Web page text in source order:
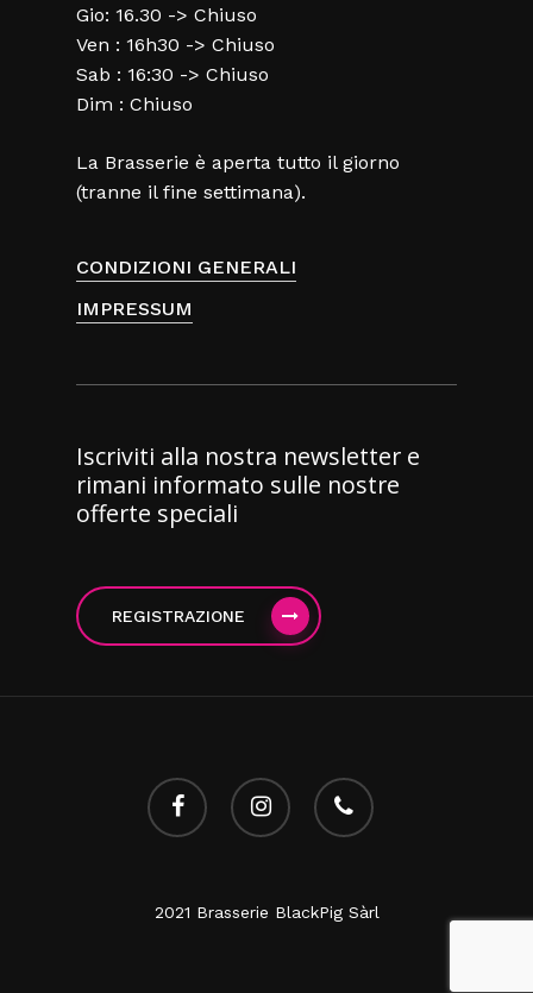
Gio: 16.30 -> Chiuso
Ven : 16h30 -> Chiuso
Sab : 16:30 -> Chiuso
Dim : Chiuso
La Brasserie è aperta tutto il giorno
(tranne il fine settimana).
CONDIZIONI GENERALI
IMPRESSUM
Iscriviti alla nostra newsletter e
rimani informato sulle nostre
offerte speciali
REGISTRAZIONE
facebook instagram telefono
2021 Brasserie BlackPig Sàrl